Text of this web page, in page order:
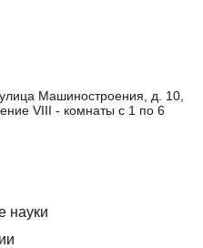
Машиностроения, д. 10,
VIII - комнаты с 1 по 6
науки